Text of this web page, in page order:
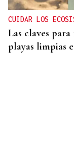
CUIDAR LOS
Las claves
playas limpias